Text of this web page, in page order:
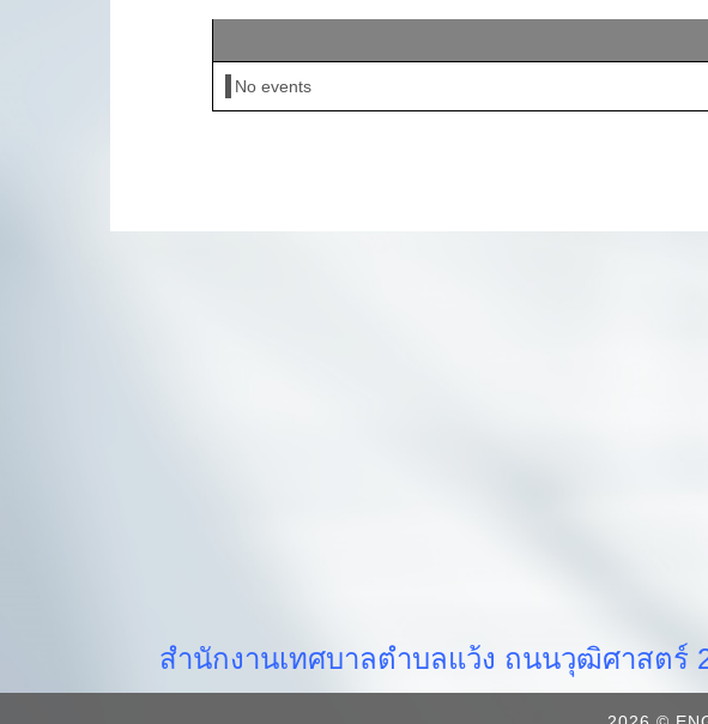
No events
สำนักงานเทศบาลตำบลแว้ง ถนนวุฒิศาสตร์